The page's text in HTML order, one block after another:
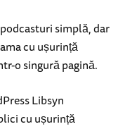
simplă, dar
cu ușurință
o singură pagină.
Libsyn
cu ușurință